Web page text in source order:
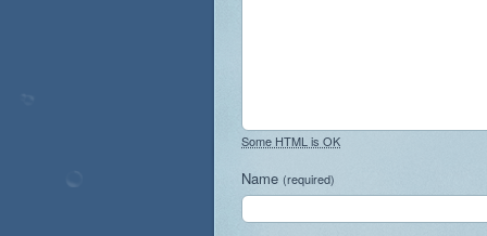
Some HTML is OK
Name (required)